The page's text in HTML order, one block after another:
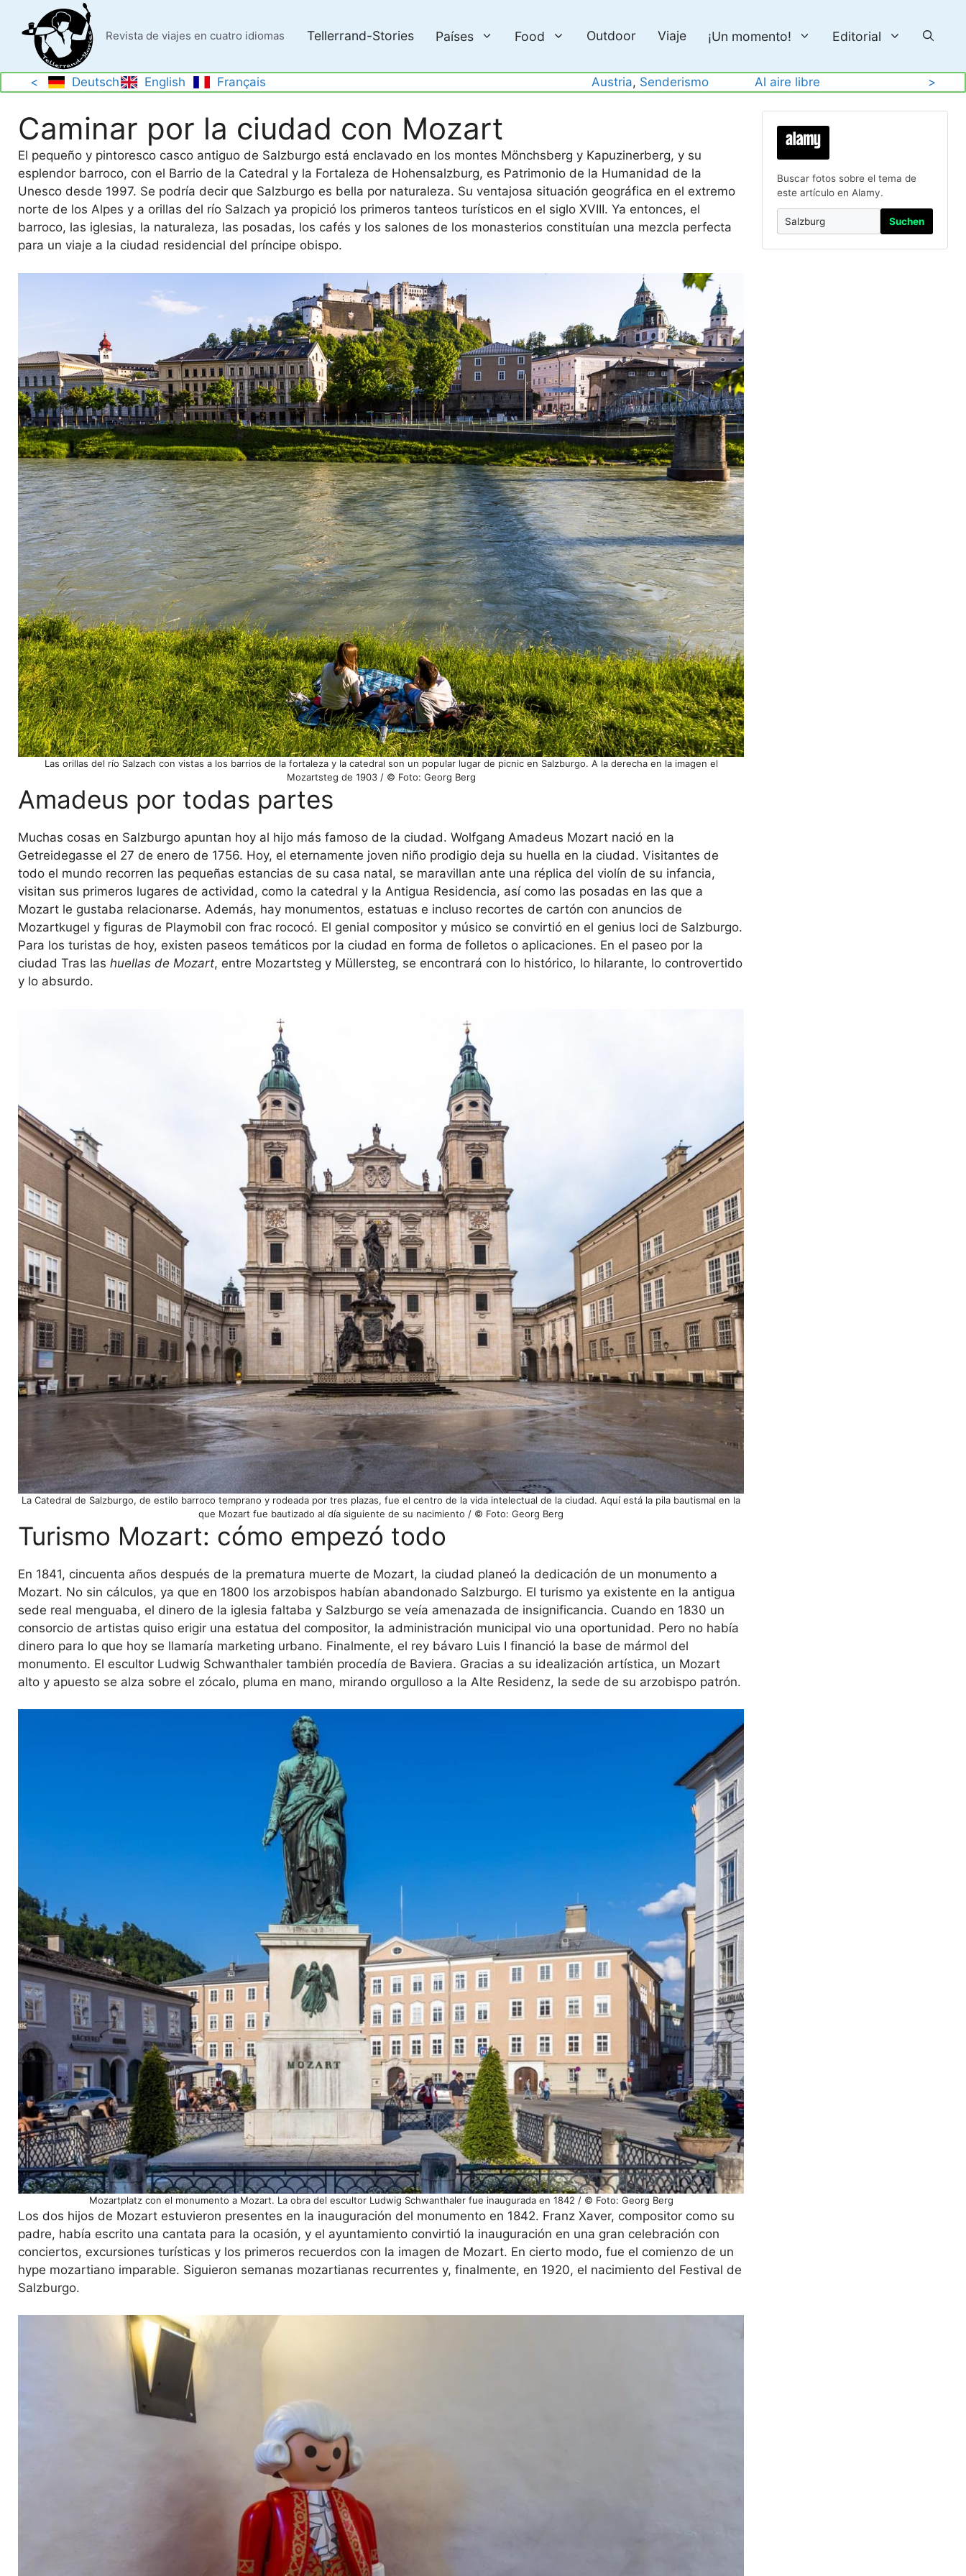
contenido
Revista de viajes en cuatro idiomas Tellerrand-Stories Países Food Outdoor Viaje ¡Un momento! Editorial
< Deutsch English Français Austria, Senderismo Al aire libre >
Caminar por la ciudad con Mozart
El pequeño y pintoresco casco antiguo de Salzburgo está enclavado en los montes Mönchsberg y Kapuzinerberg, y su
esplendor barroco, con el Barrio de la Catedral y la Fortaleza de Hohensalzburg, es Patrimonio de la Humanidad de la
Unesco desde 1997. Se podría decir que Salzburgo es bella por naturaleza. Su ventajosa situación geográfica en el extremo
norte de los Alpes y a orillas del río Salzach ya propició los primeros tanteos turísticos en el siglo XVIII. Ya entonces, el
barroco, las iglesias, la naturaleza, las posadas, los cafés y los salones de los monasterios constituían una mezcla perfecta
para un viaje a la ciudad residencial del príncipe obispo.
Las orillas del río Salzach con vistas a los barrios de la fortaleza y la catedral son un popular lugar de picnic en Salzburgo. A la derecha en la imagen el
Mozartsteg de 1903 / © Foto: Georg Berg
Amadeus por todas partes
Muchas cosas en Salzburgo apuntan hoy al hijo más famoso de la ciudad. Wolfgang Amadeus Mozart nació en la
Getreidegasse el 27 de enero de 1756. Hoy, el eternamente joven niño prodigio deja su huella en la ciudad. Visitantes de
todo el mundo recorren las pequeñas estancias de su casa natal, se maravillan ante una réplica del violín de su infancia,
visitan sus primeros lugares de actividad, como la catedral y la Antigua Residencia, así como las posadas en las que a
Mozart le gustaba relacionarse. Además, hay monumentos, estatuas e incluso recortes de cartón con anuncios de
Mozartkugel y figuras de Playmobil con frac rococó. El genial compositor y músico se convirtió en el genius loci de Salzburgo.
Para los turistas de hoy, existen paseos temáticos por la ciudad en forma de folletos o aplicaciones. En el paseo por la
ciudad Tras las huellas de Mozart, entre Mozartsteg y Müllersteg, se encontrará con lo histórico, lo hilarante, lo controvertido
y lo absurdo.
La Catedral de Salzburgo, de estilo barroco temprano y rodeada por tres plazas, fue el centro de la vida intelectual de la ciudad. Aquí está la pila bautismal en la
que Mozart fue bautizado al día siguiente de su nacimiento / © Foto: Georg Berg
Turismo Mozart: cómo empezó todo
En 1841, cincuenta años después de la prematura muerte de Mozart, la ciudad planeó la dedicación de un monumento a
Mozart. No sin cálculos, ya que en 1800 los arzobispos habían abandonado Salzburgo. El turismo ya existente en la antigua
sede real menguaba, el dinero de la iglesia faltaba y Salzburgo se veía amenazada de insignificancia. Cuando en 1830 un
consorcio de artistas quiso erigir una estatua del compositor, la administración municipal vio una oportunidad. Pero no había
dinero para lo que hoy se llamaría marketing urbano. Finalmente, el rey bávaro Luis I financió la base de mármol del
monumento. El escultor Ludwig Schwanthaler también procedía de Baviera. Gracias a su idealización artística, un Mozart
alto y apuesto se alza sobre el zócalo, pluma en mano, mirando orgulloso a la Alte Residenz, la sede de su arzobispo patrón.
Mozartplatz con el monumento a Mozart. La obra del escultor Ludwig Schwanthaler fue inaugurada en 1842 / © Foto: Georg Berg
Los dos hijos de Mozart estuvieron presentes en la inauguración del monumento en 1842. Franz Xaver, compositor como su
padre, había escrito una cantata para la ocasión, y el ayuntamiento convirtió la inauguración en una gran celebración con
conciertos, excursiones turísticas y los primeros recuerdos con la imagen de Mozart. En cierto modo, fue el comienzo de un
hype mozartiano imparable. Siguieron semanas mozartianas recurrentes y, finalmente, en 1920, el nacimiento del Festival de
Salzburgo.
Buscar fotos sobre el tema de
este artículo en Alamy.
Suchen